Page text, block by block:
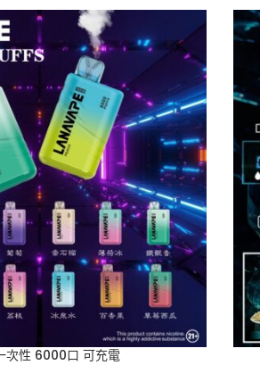
次性 6000口 可充電